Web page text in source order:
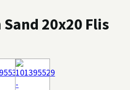
20x20 Flis